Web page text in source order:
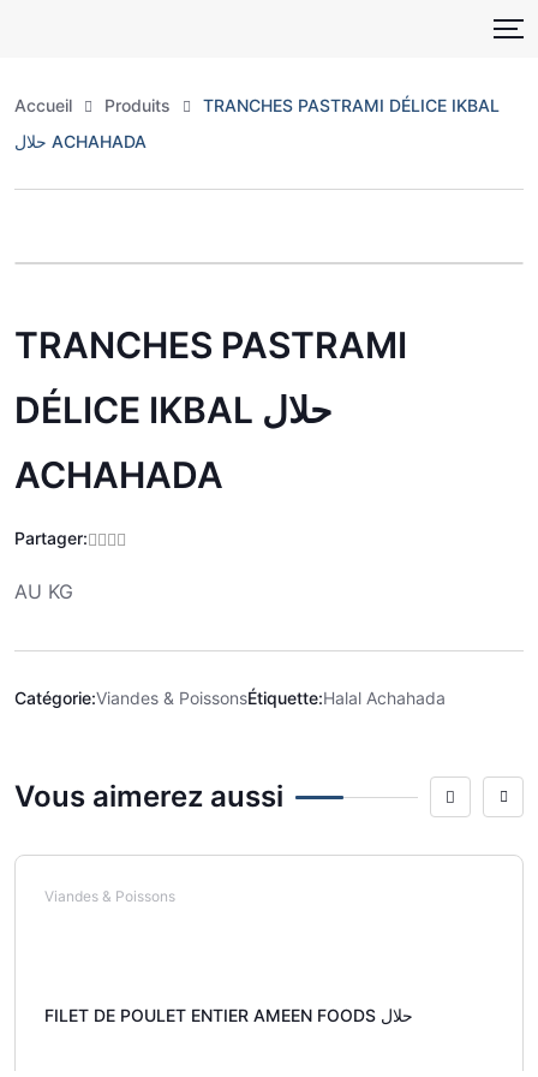
Accueil Produits
TRANCHES PASTRAMI DÉLICE IKBAL
حلال ACHAHADA
TRANCHES PASTRAMI
DÉLICE IKBAL حلال
ACHAHADA
Partager:
AU KG
Catégorie:Viandes & PoissonsÉtiquette:Halal Achahada
Vous aimerez aussi
Viandes & Poissons
FILET DE POULET ENTIER AMEEN FOODS حلال